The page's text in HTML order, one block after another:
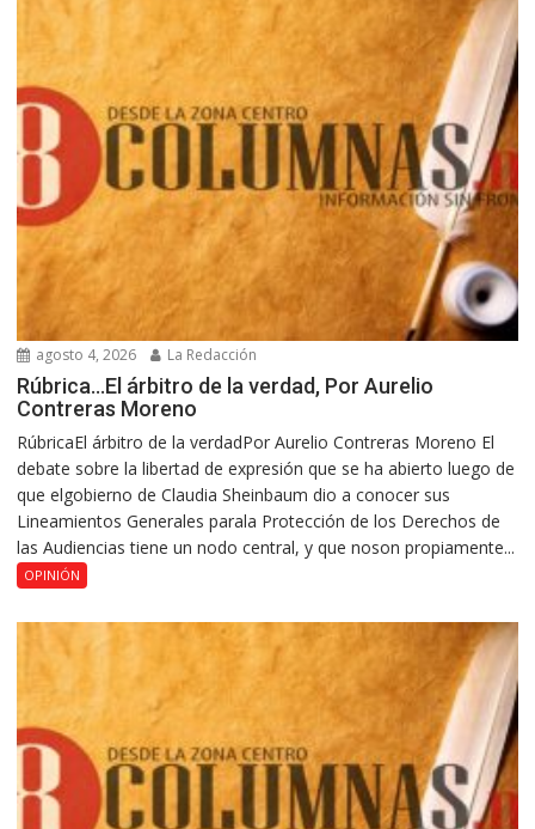
agosto 4, 2026 La Redacción
Rúbrica…El árbitro de la verdad, Por Aurelio
Contreras Moreno
RúbricaEl árbitro de la verdadPor Aurelio Contreras Moreno El
debate sobre la libertad de expresión que se ha abierto luego de
que elgobierno de Claudia Sheinbaum dio a conocer sus
Lineamientos Generales parala Protección de los Derechos de
las Audiencias tiene un nodo central, y que noson propiamente...
OPINIÓN